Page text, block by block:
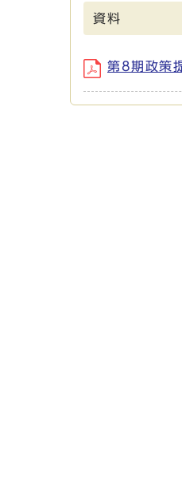
資料
第8期政